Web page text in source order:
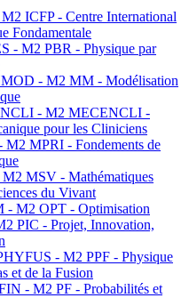
ICFP - Centre International
Fondamentale
- M2 PBR - Physique par
- M2 MM - Modélisation
- M2 MECENCLI -
pour les Cliniciens
MPRI - Fondements de
MSV - Mathématiques
du Vivant
- M2 OPT - Optimisation
PIC - Projet, Innovation,
- M2 PPF - Physique
et de la Fusion
- M2 PF - Probabilités et